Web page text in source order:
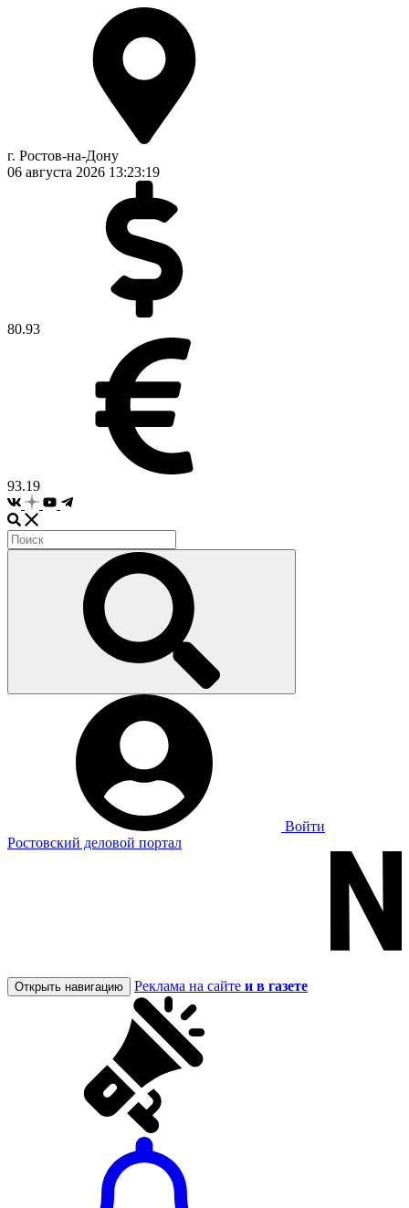
г. Ростов-на-Дону
06 августа 2026 13:23:19
80.93
93.19
Войти
Ростовский деловой портал
Открыть навигацию Реклама на сайте и в газете